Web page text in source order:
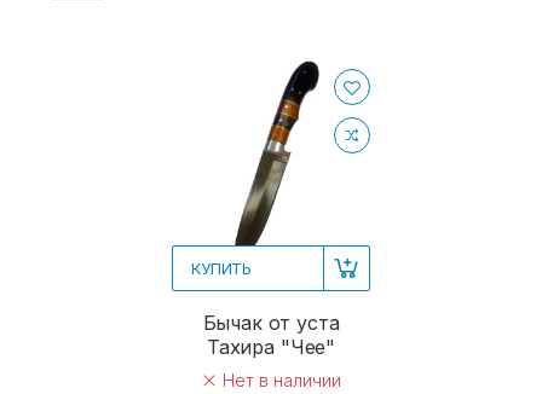
КУПИТЬ
Бычак от уста
Тахира "Чее"
Нет в наличии